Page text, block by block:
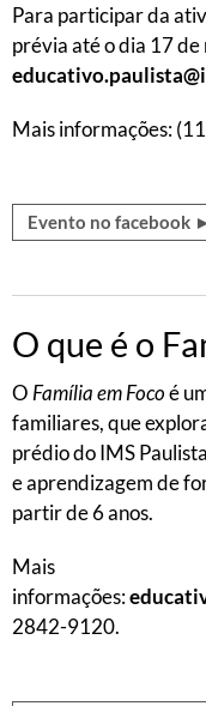
Para participar da
prévia até o dia 17
Mais informações:
Evento no facebook
O que é o
O Família em Focoé
familiares, que
prédio do IMS
e aprendizagem de
partir de 6 anos.
Mais
informações:
2842-9120.